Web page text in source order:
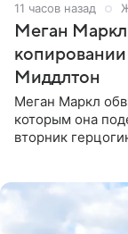
11 часов назад
Меган
Миддлтон
Меган Маркл
которым она
вторник